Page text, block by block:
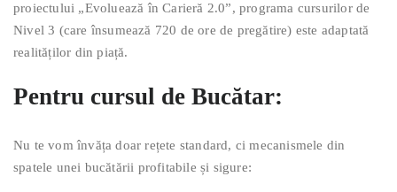
proiectului „Evoluează în Carieră 2.0”, programa cursurilor de
Nivel 3 (care însumează 720 de ore de pregătire) este adaptată
realităților din piață.
Pentru cursul de Bucătar:
Nu te vom învăța doar rețete standard, ci mecanismele din
spatele unei bucătării profitabile și sigure: